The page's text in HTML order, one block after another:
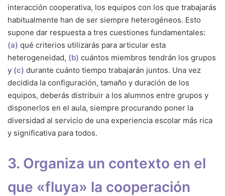
interacción cooperativa, los equipos con los que trabajarás
habitualmente han de ser siempre heterogéneos. Esto
supone dar respuesta a tres cuestiones fundamentales:
(a) qué criterios utilizarás para articular esta
heterogeneidad, (b) cuántos miembros tendrán los grupos
y (c) durante cuánto tiempo trabajarán juntos. Una vez
decidida la configuración, tamaño y duración de los
equipos, deberás distribuir a los alumnos entre grupos y
disponerlos en el aula, siempre procurando poner la
diversidad al servicio de una experiencia escolar más rica
y significativa para todos.
3. Organiza un contexto en el
que «fluya» la cooperación